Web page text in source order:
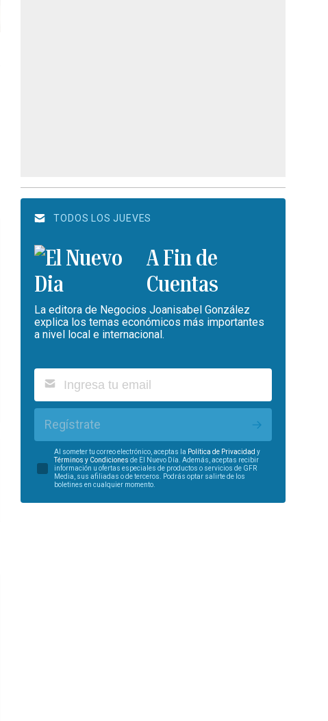
TODOS LOS JUEVES
A Fin de
Cuentas
La editora de Negocios Joanisabel González
explica los temas económicos más importantes
a nivel local e internacional.
Regístrate
Al someter tu correo electrónico, aceptas la Política de Privacidad y
Términos y Condiciones de El Nuevo Día. Además, aceptas recibir
información u ofertas especiales de productos o servicios de GFR
Media, sus afiliadas o de terceros. Podrás optar salirte de los
boletines en cualquier momento.